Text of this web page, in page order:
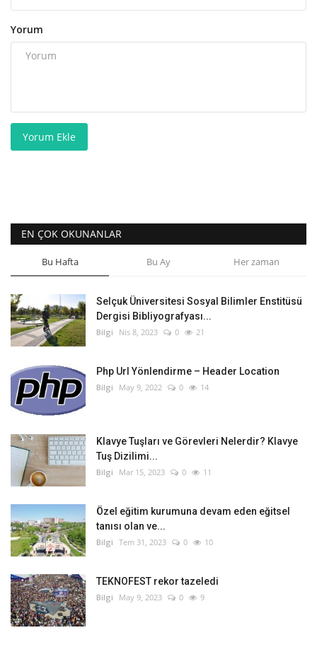
Yorum
Yorum Ekle
EN ÇOK OKUNANLAR
Bu Hafta Bu Ay Her zaman
Selçuk Üniversitesi Sosyal Bilimler Enstitüsü
Dergisi Bibliyografyası...
Bilgi Nis 8, 2023 0 21
Php Url Yönlendirme – Header Location
Bilgi May 9, 2022 0 14
Klavye Tuşları ve Görevleri Nelerdir? Klavye
Tuş Dizilimi...
Bilgi Mar 15, 2023 0 11
Özel eğitim kurumuna devam eden eğitsel
tanısı olan ve...
Bilgi Tem 31, 2023 0 10
TEKNOFEST rekor tazeledi
Bilgi May 9, 2023 0 9